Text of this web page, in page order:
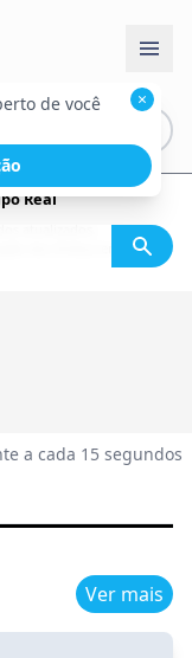
Real
atualizados,
dos ônibus em tempo
×
de você
a cada 15 segundos
Ver mais